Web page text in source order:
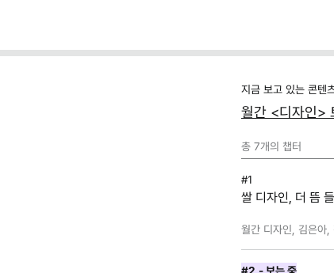
지금 보고 있는 콘텐
월간 <디자인>
총 7개의 챕터
#1
쌀 디자인, 더 뜸
월간 디자인, 김은아,